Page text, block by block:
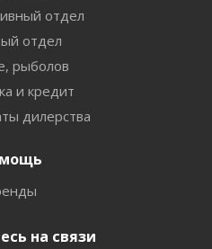
отдел
отдел
рыболов
и кредит
дилерства
на связи